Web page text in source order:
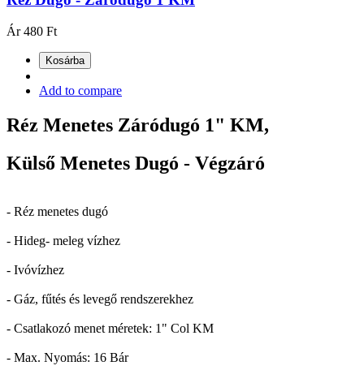
Ár 480 Ft
Kosárba
Add to compare
Réz Menetes Záródugó 1" KM,
Külső Menetes Dugó - Végzáró
- Réz menetes dugó
- Hideg- meleg vízhez
- Ivóvízhez
- Gáz, fűtés és levegő rendszerekhez
- Csatlakozó menet méretek: 1" Col KM
- Max. Nyomás: 16 Bár